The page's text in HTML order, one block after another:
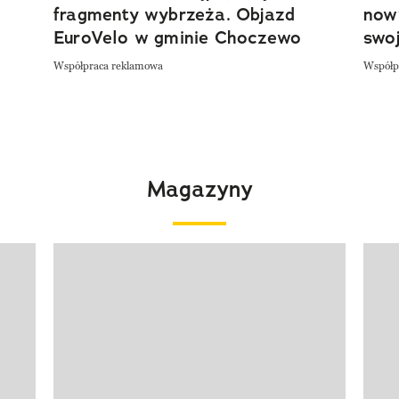
fragmenty wybrzeża. Objazd
EuroVelo w gminie Choczewo
Współpraca reklamowa
Magazyny